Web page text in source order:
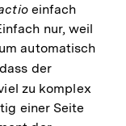
einfach
nur, weil
automatisch
derInterner
Link:
zu komplex
einer Seite